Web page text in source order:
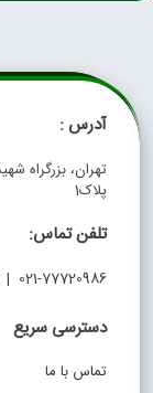
آدرس :
تهران، بزرگراه
پلاک1
تلفن تماس:
021-77720986 | 021-22454492
دسترسی سریع
تماس با ما